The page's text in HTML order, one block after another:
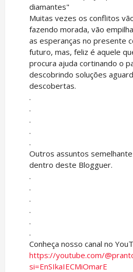
diamantes"
Muitas vezes os conflitos
fazendo morada, vão
as esperanças no presente
futuro, mas, feliz é aquele
procura ajuda cortinando o
descobrindo soluções
descobertas.
.
.
.
.
.
Outros assuntos
dentro deste Blogguer.
.
.
.
.
.
.
Conheça nosso canal no
https://youtube.com/
si=EnSIkaIECMiOmarE